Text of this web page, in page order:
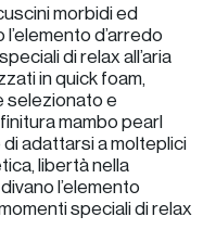
morbidi ed
d’arredo
di relax all’aria
in quick foam,
selezionato e
mambo pearl
adattarsi a molteplici
libertà nella
l’elemento
speciali di relax